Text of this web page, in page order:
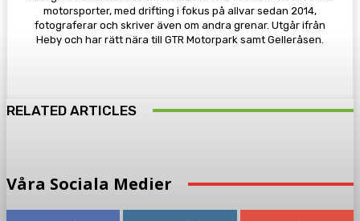
motorsporter, med drifting i fokus på allvar sedan 2014,
fotograferar och skriver även om andra grenar. Utgår ifrån
Heby och har rätt nära till GTR Motorpark samt Gelleråsen.
RELATED ARTICLES
Våra Sociala Medier